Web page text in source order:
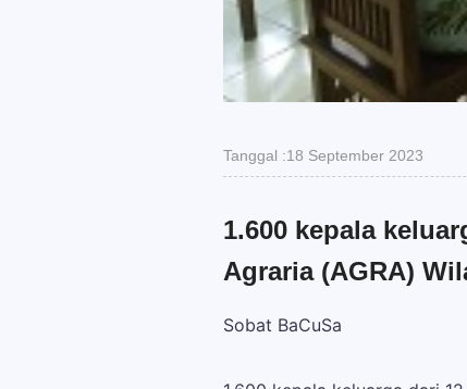
Tanggal :18 September 2023
1.600 kepala
Agraria (AGRA)
Sobat BaCuSa